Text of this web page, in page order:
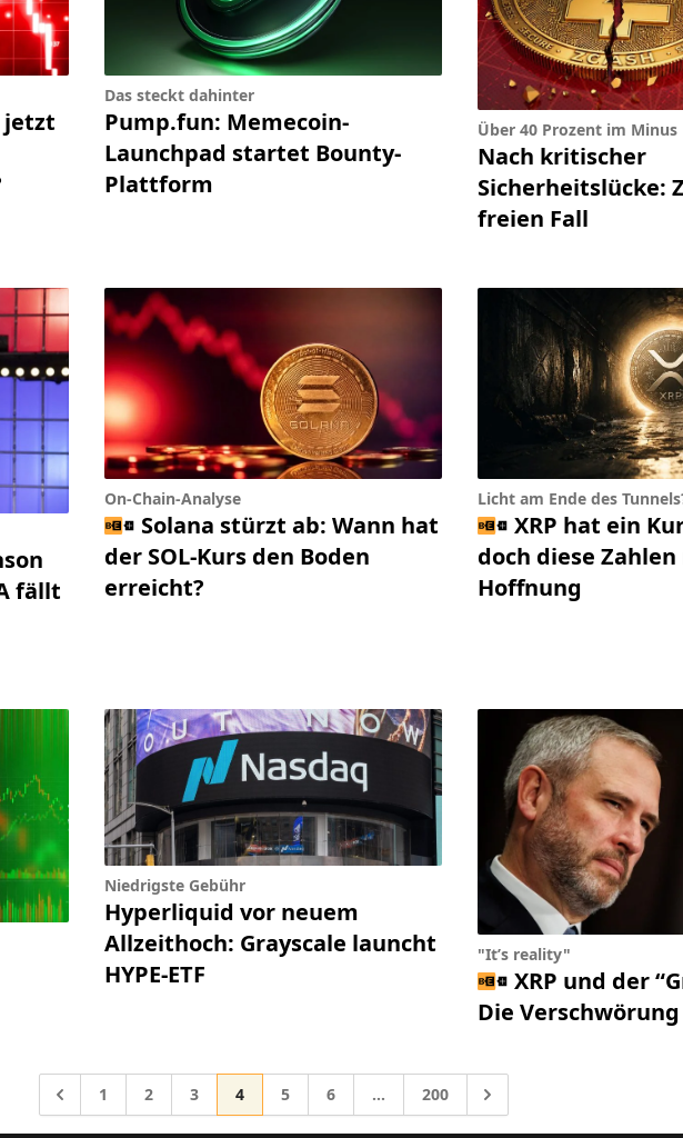
jetzt
Das steckt dahinter
Pump.fun: Memecoin-
Launchpad startet Bounty-
Plattform
Über 40 Prozent im Minus
Nach kritischer
Sicherheitslücke:
freien Fall
fällt
On-Chain-Analyse
Solana stürzt ab: Wann hat
der SOL-Kurs den Boden
erreicht?
Licht am Ende des
XRP hat ein
doch diese
Hoffnung
Niedrigste Gebühr
Hyperliquid vor neuem
Allzeithoch: Grayscale launcht
HYPE-ETF
"It’s reality"
XRP und der
Die
Gehe zu
Gehe zur Seite
1 Gehe zur Seite
2 Gehe zur Seite
3 Gehe zur Seite
4 Gehe zur Seite
5 Gehe zur Seite
6 Zwischenseiten weggelassen
… Gehe zur Seite
200 Gehe zu